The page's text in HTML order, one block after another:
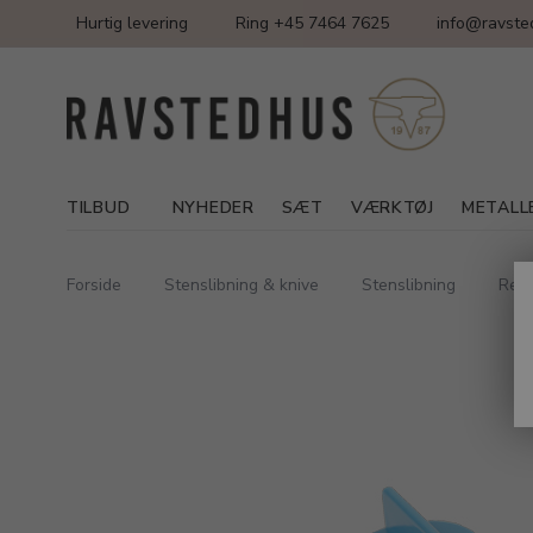
Hurtig levering Ring +45 7464 7625
TILBUD NYHEDER SÆT VÆRKTØJ
Forside Stenslibning & knive Stenslibning